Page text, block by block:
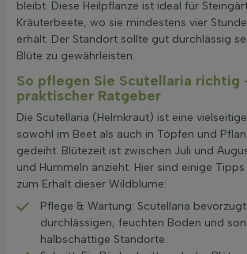
bleibt. Diese Heilpflanze ist ideal für
Kräuterbeete, wo sie mindestens vier
erhält. Der Standort sollte gut durchlässig
Blüte zu gewährleisten.
So pflegen Sie Scutellaria richtig
praktischer Ratgeber
Die Scutellaria (Helmkraut) ist eine
sowohl im Beet als auch in Töpfen und
gedeiht. Blütezeit ist zwischen Juli und
und Hummeln anzieht. Hier sind einige
zum Erhalt dieser Wildblume:
Pflege & Wartung: Scutellaria
durchlässigen, feuchten Boden und
halbschattige Standorte.